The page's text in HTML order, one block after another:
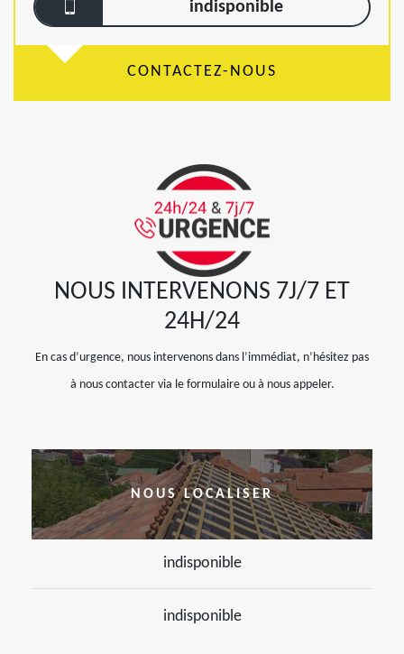
indisponible
CONTACTEZ-NOUS
NOUS INTERVENONS 7J/7 ET
24H/24
En cas d’urgence, nous intervenons dans l’immédiat, n’hésitez pas
à nous contacter via le formulaire ou à nous appeler.
NOUS LOCALISER
indisponible
indisponible